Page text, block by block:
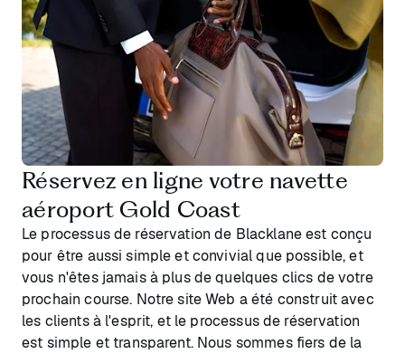
Réservez en ligne votre navette
aéroport Gold Coast
Le processus de réservation de Blacklane est conçu
pour être aussi simple et convivial que possible, et
vous n'êtes jamais à plus de quelques clics de votre
prochain course. Notre site Web a été construit avec
les clients à l'esprit, et le processus de réservation
est simple et transparent. Nous sommes fiers de la